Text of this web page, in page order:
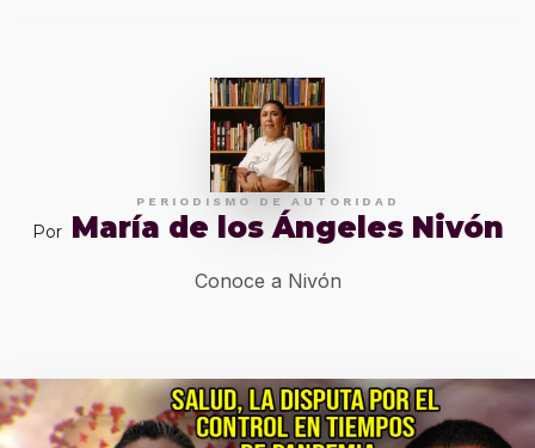
PERIODISMO DE AUTORIDAD
Por María de los Ángeles Nivón
Conoce a Nivón